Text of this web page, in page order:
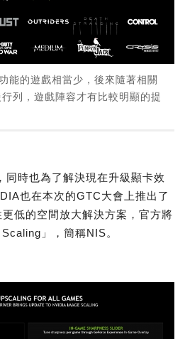
能的遊戲相當少，後來隨著相關
列，遊戲陣容才有比較明顯的提
同時也為了解決現在升級顯卡效
也在本次的GTC大會上推出了
低的空間放大解決方案，官方將
」，簡稱NIS。